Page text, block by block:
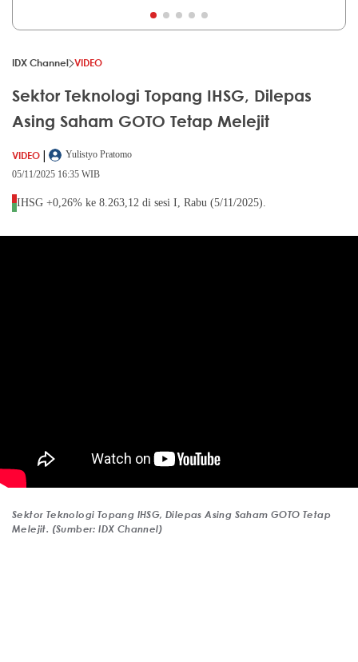
IDX Channel VIDEO
Sektor Teknologi Topang IHSG, Dilepas
Asing Saham GOTO Tetap Melejit
VIDEO |
Yulistyo Pratomo
05/11/2025 16:35 WIB
IHSG +0,26% ke 8.263,12 di sesi I, Rabu (5/11/2025).
Sektor Teknologi Topang IHSG, Dilepas Asing Saham GOTO Tetap
Melejit. (Sumber: IDX Channel)